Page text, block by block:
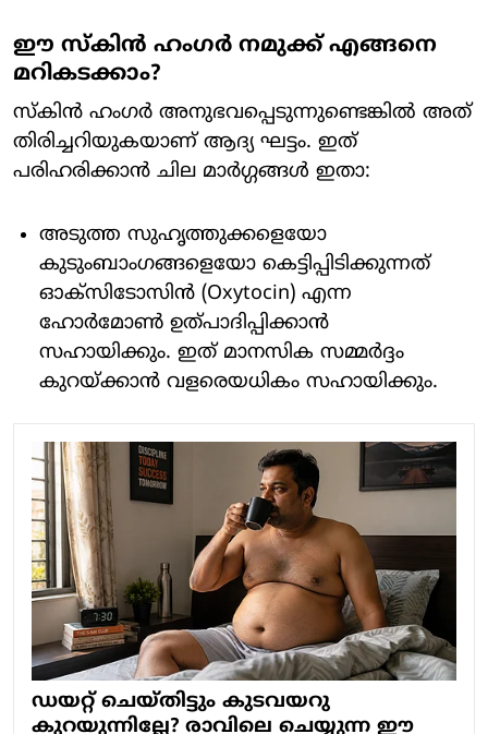
ഈ സ്കിൻ ഹംഗർ നമുക്ക് എങ്ങനെ
മറികടക്കാം?
സ്കിൻ ഹംഗർ അനുഭവപ്പെടുന്നുണ്ടെങ്കിൽ അത്
തിരിച്ചറിയുകയാണ് ആദ്യ ഘട്ടം. ഇത്
പരിഹരിക്കാൻ ചില മാർഗ്ഗങ്ങൾ ഇതാ:
അടുത്ത സുഹൃത്തുക്കളെയോ
കുടുംബാംഗങ്ങളെയോ കെട്ടിപ്പിടിക്കുന്നത്
ഓക്സിടോസിൻ (Oxytocin) എന്ന
ഹോർമോൺ ഉത്പാദിപ്പിക്കാൻ
സഹായിക്കും. ഇത് മാനസിക സമ്മർദ്ദം
കുറയ്ക്കാൻ വളരെയധികം സഹായിക്കും.
ഡയറ്റ് ചെയ്തിട്ടും കുടവയറു
കുറയുന്നില്ലേ? രാവിലെ ചെയ്യുന്ന ഈ